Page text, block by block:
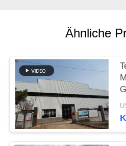
Ähnliche